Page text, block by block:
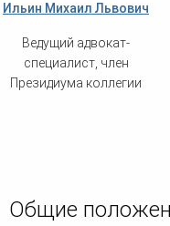
Ильин Михаил Львович
Ведущий адвокат-
специалист, член
Президиума коллегии
Общие